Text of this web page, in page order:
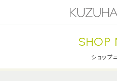
年中無休平 日：
※店舗に
SHOP
ショップ